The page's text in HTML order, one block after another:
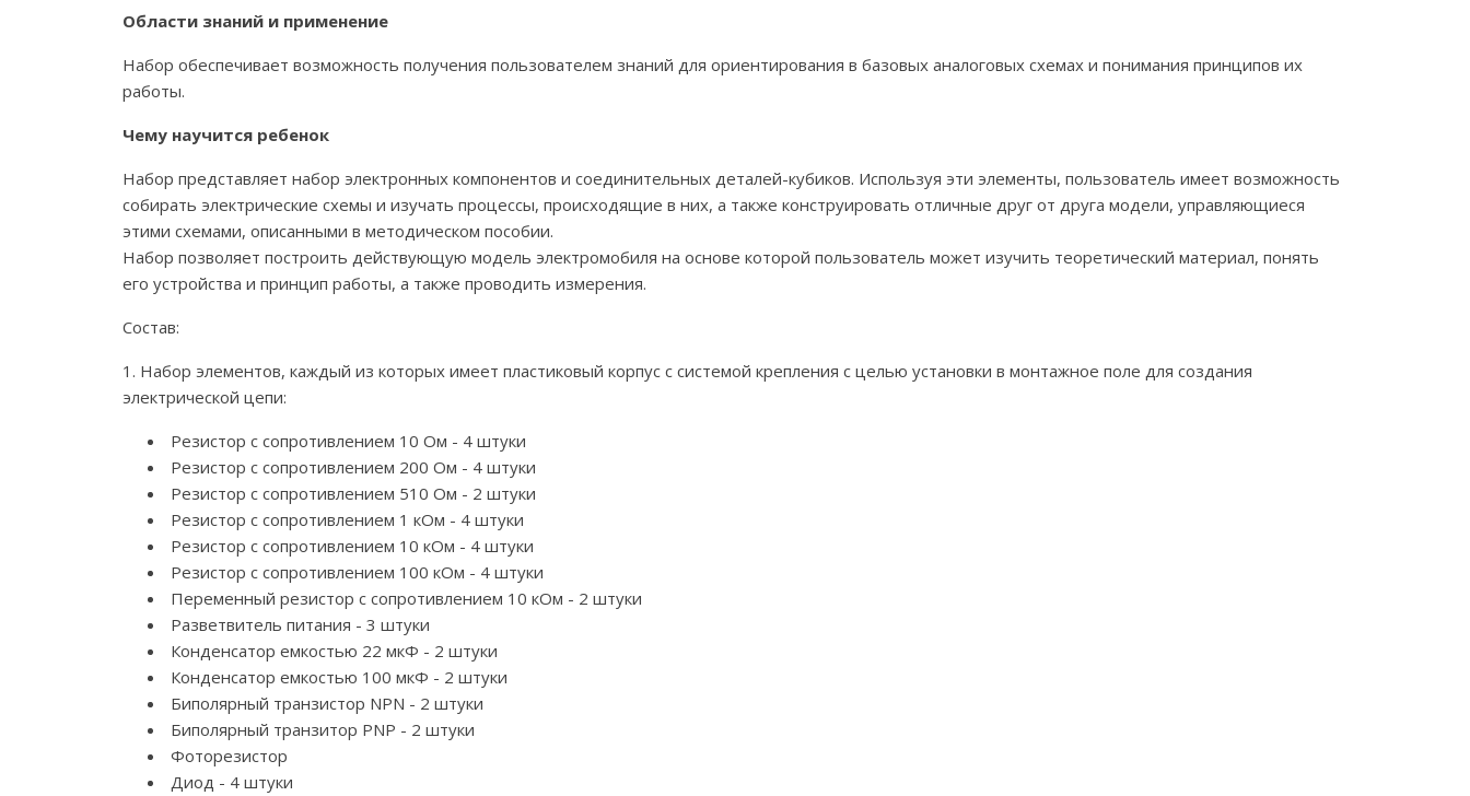
Области знаний и применение
Набор обеспечивает возможность получения пользователем знаний для ориентирования в базовых аналоговых схемах и понимания принципов их
работы.
Чему научится ребенок
Набор представляет набор электронных компонентов и соединительных деталей-кубиков. Используя эти элементы, пользователь имеет возможность
собирать электрические схемы и изучать процессы, происходящие в них, а также конструировать отличные друг от друга модели, управляющиеся
этими схемами, описанными в методическом пособии.
Набор позволяет построить действующую модель электромобиля на основе которой пользователь может изучить теоретический материал, понять
его устройства и принцип работы, а также проводить измерения.
Состав:
1. Набор элементов, каждый из которых имеет пластиковый корпус с системой крепления с целью установки в монтажное поле для создания
электрической цепи:
Резистор с сопротивлением 10 Ом - 4 штуки
Резистор с сопротивлением 200 Ом - 4 штуки
Резистор с сопротивлением 510 Ом - 2 штуки
Резистор с сопротивлением 1 кОм - 4 штуки
Резистор с сопротивлением 10 кОм - 4 штуки
Резистор с сопротивлением 100 кОм - 4 штуки
Переменный резистор с сопротивлением 10 кОм - 2 штуки
Разветвитель питания - 3 штуки
Конденсатор емкостью 22 мкФ - 2 штуки
Конденсатор емкостью 100 мкФ - 2 штуки
Биполярный транзистор NPN - 2 штуки
Биполярный транзитор PNP - 2 штуки
Фоторезистор
Диод - 4 штуки